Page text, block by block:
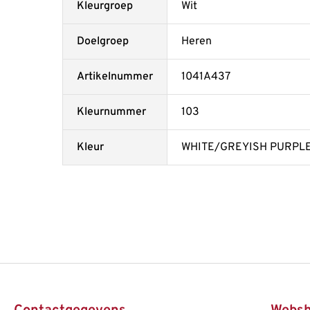
Kleurgroep Wit
Doelgroep Heren
Artikelnummer 1041A437
Kleurnummer 103
Kleur WHITE/GREYISH